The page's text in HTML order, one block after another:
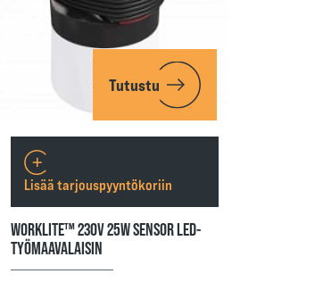
Tutustu
WORKLITE™ 230V 25W SENSOR LED-
TYÖMAAVALAISIN
Lisää tarjouspyyntökoriin